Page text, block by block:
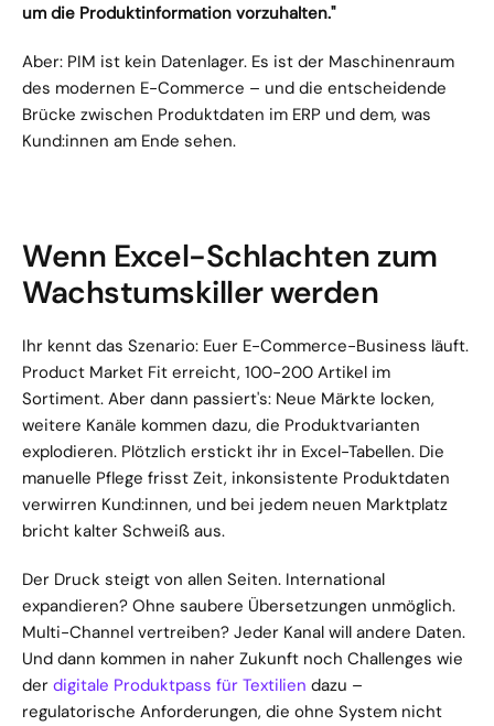
um die Produktinformation vorzuhalten."
Aber: PIM ist kein Datenlager. Es ist der Maschinenraum
des modernen E-Commerce – und die entscheidende
Brücke zwischen Produktdaten im ERP und dem, was
Kund:innen am Ende sehen.
Wenn Excel-Schlachten zum
Wachstumskiller werden
Ihr kennt das Szenario: Euer E-Commerce-Business läuft.
Product Market Fit erreicht, 100-200 Artikel im
Sortiment. Aber dann passiert's: Neue Märkte locken,
weitere Kanäle kommen dazu, die Produktvarianten
explodieren. Plötzlich erstickt ihr in Excel-Tabellen. Die
manuelle Pflege frisst Zeit, inkonsistente Produktdaten
verwirren Kund:innen, und bei jedem neuen Marktplatz
bricht kalter Schweiß aus.
Der Druck steigt von allen Seiten. International
expandieren? Ohne saubere Übersetzungen unmöglich.
Multi-Channel vertreiben? Jeder Kanal will andere Daten.
Und dann kommen in naher Zukunft noch Challenges wie
der digitale Produktpass für Textilien dazu –
regulatorische Anforderungen, die ohne System nicht